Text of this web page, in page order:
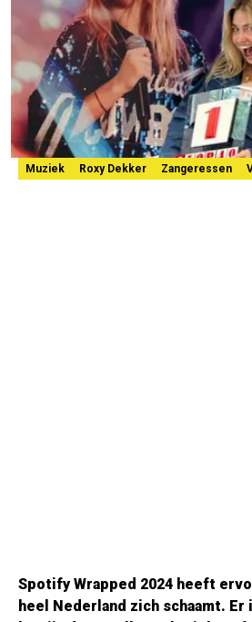
Muziek Roxy Dekker Zangeressen
Spotify Wrapped 2024 heeft
heel Nederland zich schaamt.